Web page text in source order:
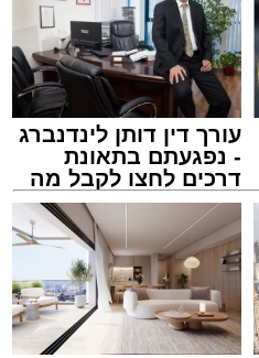
עורך דין דותן לינדנברג
- נפגעתם בתאונת
דרכים לחצו לקבל מה
שמגיע לכם